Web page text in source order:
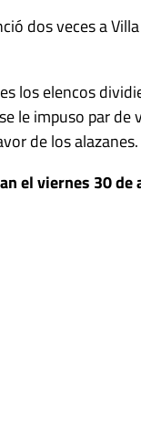
dos veces a
los elencos
le impuso par
de los alazanes.
el viernes 30 de